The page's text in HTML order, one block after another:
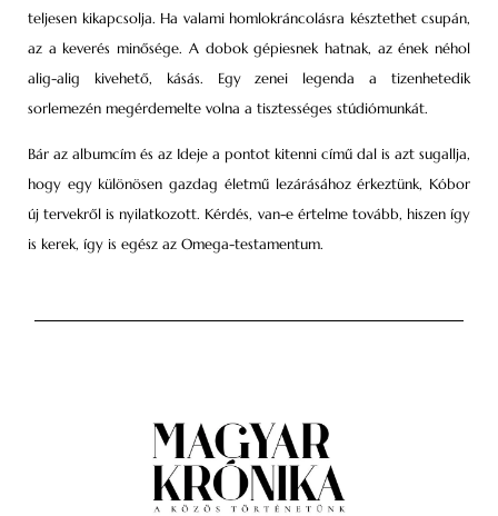
teljesen kikapcsolja. Ha valami homlokráncolásra késztethet csupán,
az a keverés minősége. A dobok gépiesnek hatnak, az ének néhol
alig-alig kivehető, kásás. Egy zenei legenda a tizenhetedik
sorlemezén megérdemelte volna a tisztességes stúdiómunkát.
Bár az albumcím és az Ideje a pontot kitenni című dal is azt sugallja,
hogy egy különösen gazdag életmű lezárásához érkeztünk, Kóbor
új tervekről is nyilatkozott. Kérdés, van-e értelme tovább, hiszen így
is kerek, így is egész az Omega-testamentum.